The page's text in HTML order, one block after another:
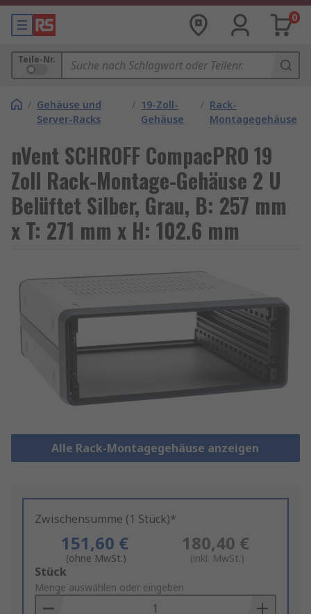
0
Teile-Nr.
/ Gehäuse und
Server-Racks
/ 19-Zoll-
Gehäuse
/ Rack-
Montagegehäuse
nVent SCHROFF CompacPRO 19
Zoll Rack-Montage-Gehäuse 2 U
Belüftet Silber, Grau, B: 257 mm
x T: 271 mm x H: 102.6 mm
Alle Rack-Montagegehäuse anzeigen
Zwischensumme (1 Stück)*
151,60 €
(ohne MwSt.)
180,40 €
(inkl. MwSt.)
Add
to
Basket
Stück
Menge auswählen oder eingeben